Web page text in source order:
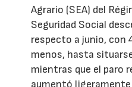
Agrario (SEA) del
Seguridad Social
respecto a junio, con
menos, hasta
mientras que el paro
aumentó